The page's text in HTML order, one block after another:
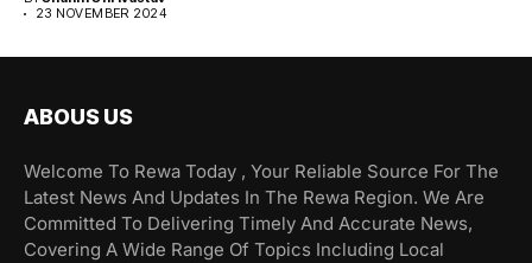
23 NOVEMBER 2024
ABOUS US
Welcome To Rewa Today , Your Reliable Source For The
Latest News And Updates In The Rewa Region. We Are
Committed To Delivering Timely And Accurate News,
Covering A Wide Range Of Topics Including Local